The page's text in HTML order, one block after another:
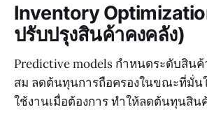
Inventory
ปรับปรุงสินค้าคงคลัง)
Predictive models กำหนดระดับสินค้
สม ลดต้นทุนการถือครองในขณะที่มั่น
ใช้งานเมื่อต้องการ ทำให้ลดต้นทุนสิน